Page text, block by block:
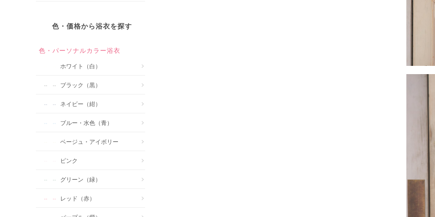
色・価格から浴衣を探す
色・パーソナルカラー浴衣
ホワイト（白）
ブラック（黒）
ネイビー（紺）
ブルー・水色（青）
ベージュ・アイボリー
ピンク
グリーン（緑）
レッド（赤）